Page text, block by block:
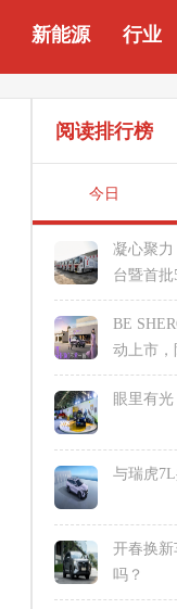
新能源 行业
阅读排行榜
今日
凝心聚
台暨首批
BE
动上市，
眼里有
与瑞虎
开春换新
吗？